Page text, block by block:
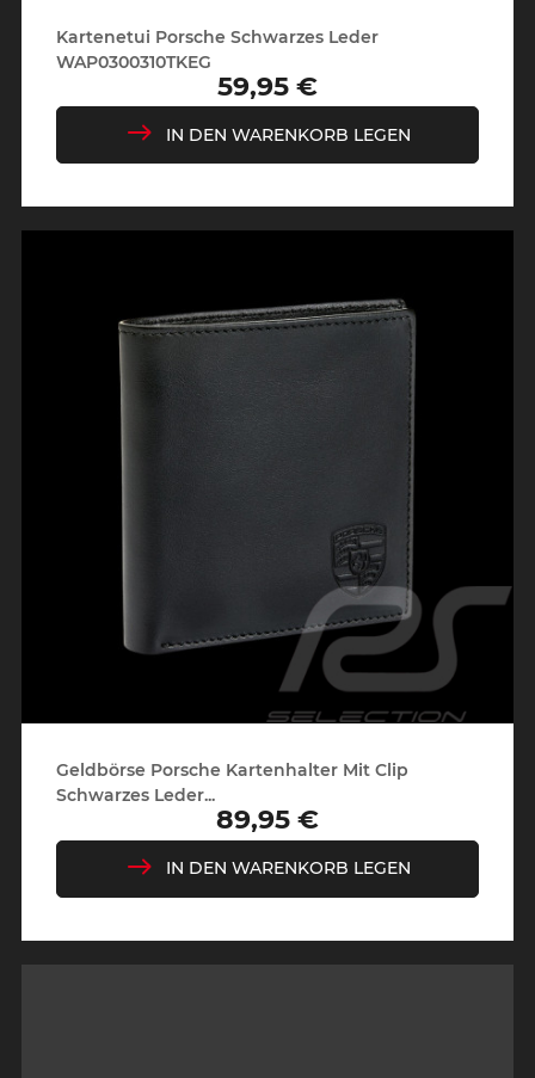
Kartenetui Porsche Schwarzes Leder
WAP0300310TKEG
Preis
59,95 €
IN DEN WARENKORB LEGEN
Geldbörse Porsche Kartenhalter Mit Clip
Schwarzes Leder...
Preis
89,95 €
IN DEN WARENKORB LEGEN